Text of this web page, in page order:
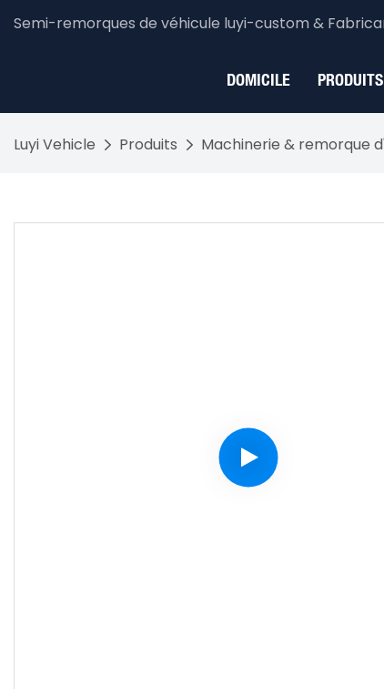
Semi-remorques de véhicule luyi-custom &
DOMICILE PRODUITS
Luyi Vehicle Produits Machinerie & remorque